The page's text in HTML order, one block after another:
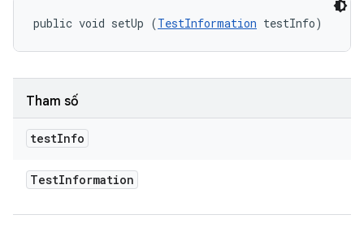
public void setUp (TestInformation testInfo)
Tham số
testInfo
TestInformation